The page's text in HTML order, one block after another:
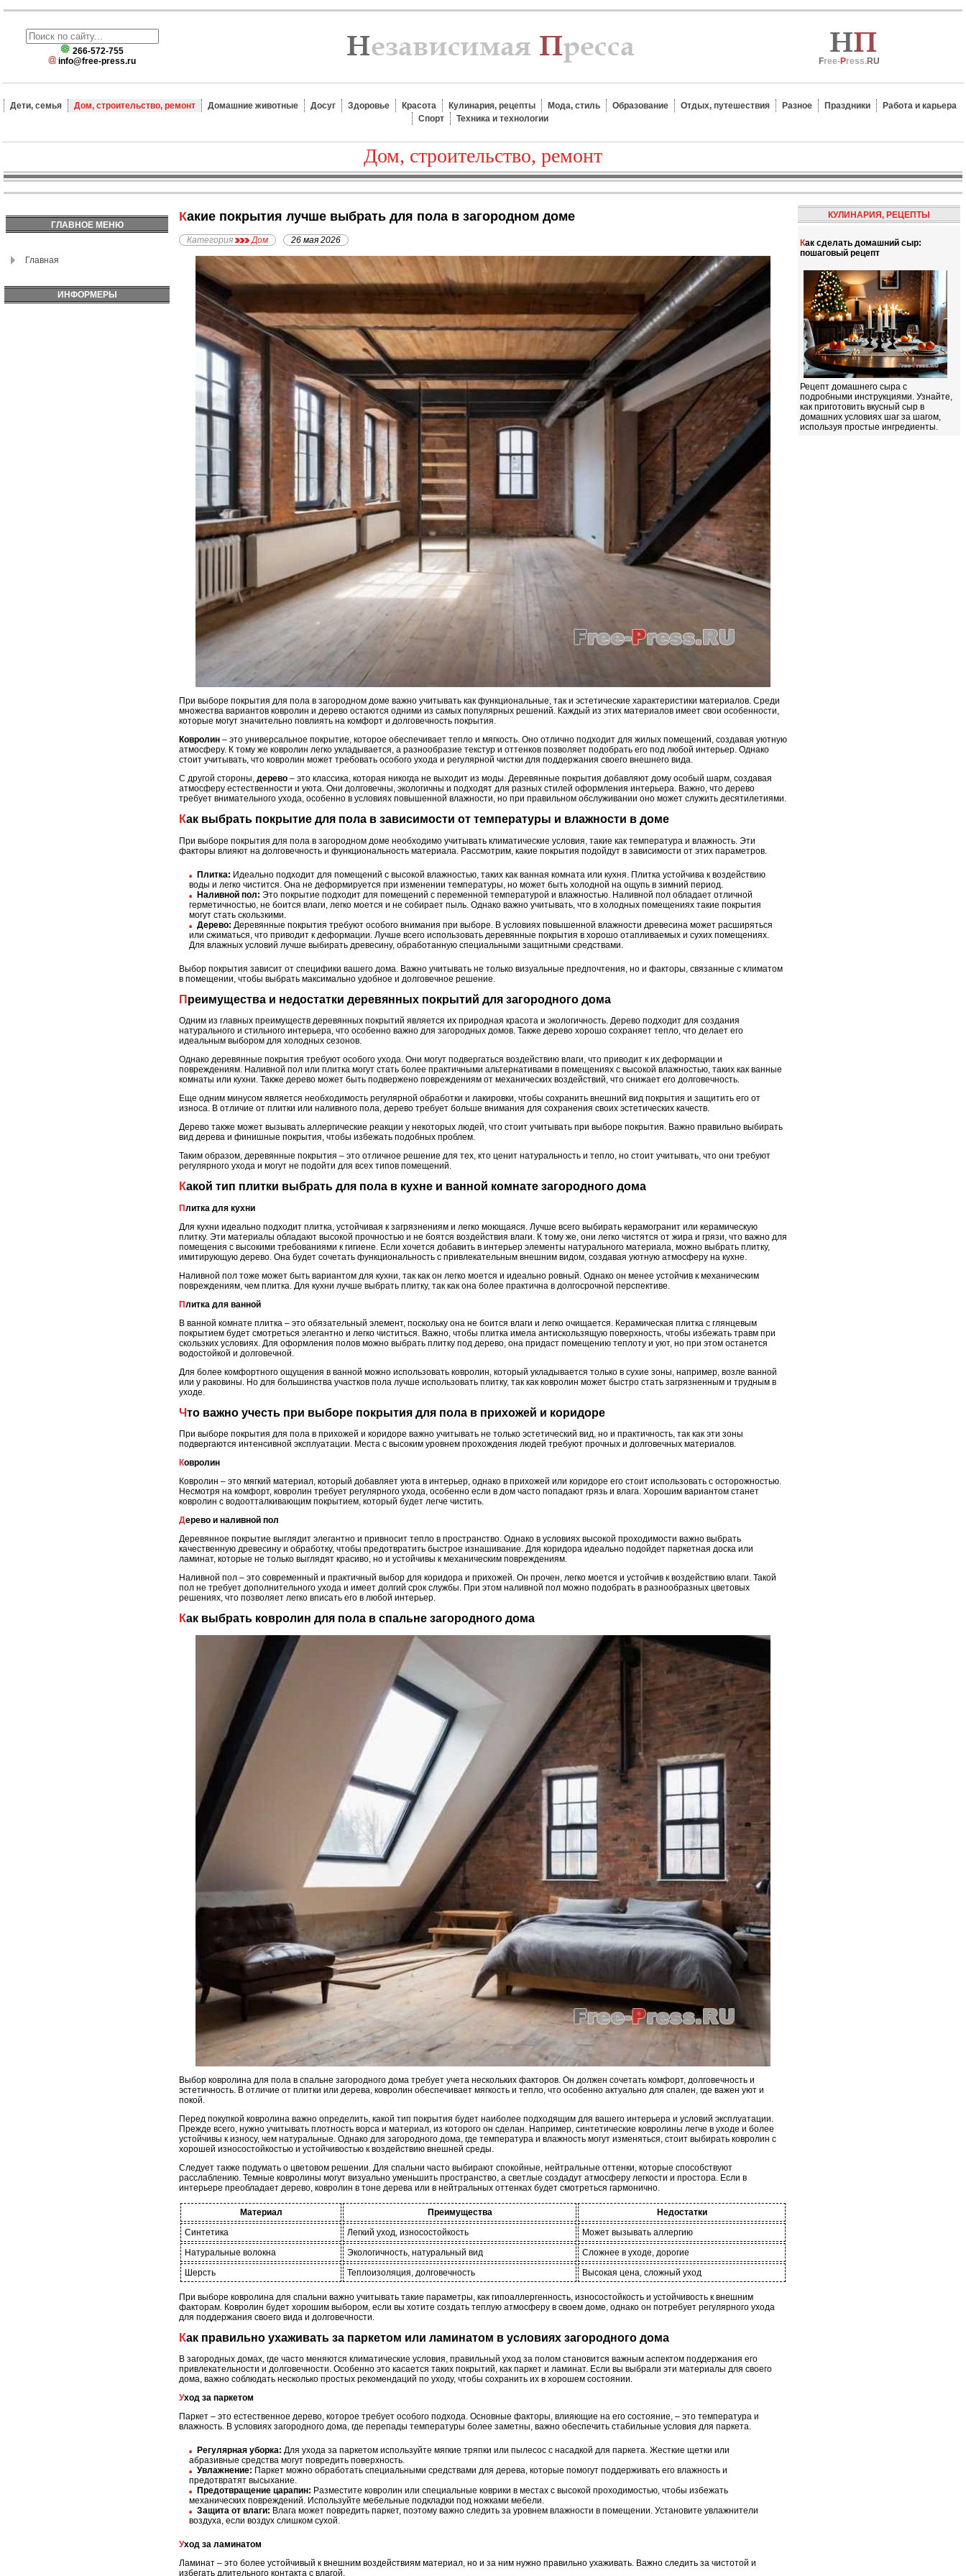
266-572-755
info@free-press.ru
Free-Press.RU
Дети, семья Дом, строительство, ремонт Домашние животные Досуг Здоровье Красота Кулинария, рецепты Мода, стиль Образование Отдых, путешествия Разное Праздники
Работа и карьера
Спорт
Техника и технологии
Дом, строительство, ремонт
ГЛАВНОЕ МЕНЮ
Главная
ИНФОРМЕРЫ
Какие покрытия лучше выбрать для пола в загородном доме
Категория Дом 26 мая 2026
При выборе покрытия для пола в загородном доме важно учитывать как функциональные, так и эстетические характеристики материалов. Среди
множества вариантов ковролин и дерево остаются одними из самых популярных решений. Каждый из этих материалов имеет свои особенности,
которые могут значительно повлиять на комфорт и долговечность покрытия.
Ковролин – это универсальное покрытие, которое обеспечивает тепло и мягкость. Оно отлично подходит для жилых помещений, создавая уютную
атмосферу. К тому же ковролин легко укладывается, а разнообразие текстур и оттенков позволяет подобрать его под любой интерьер. Однако
стоит учитывать, что ковролин может требовать особого ухода и регулярной чистки для поддержания своего внешнего вида.
С другой стороны, дерево – это классика, которая никогда не выходит из моды. Деревянные покрытия добавляют дому особый шарм, создавая
атмосферу естественности и уюта. Они долговечны, экологичны и подходят для разных стилей оформления интерьера. Важно, что дерево
требует внимательного ухода, особенно в условиях повышенной влажности, но при правильном обслуживании оно может служить десятилетиями.
Как выбрать покрытие для пола в зависимости от температуры и влажности в доме
При выборе покрытия для пола в загородном доме необходимо учитывать климатические условия, такие как температура и влажность. Эти
факторы влияют на долговечность и функциональность материала. Рассмотрим, какие покрытия подойдут в зависимости от этих параметров.
Плитка: Идеально подходит для помещений с высокой влажностью, таких как ванная комната или кухня. Плитка устойчива к воздействию
воды и легко чистится. Она не деформируется при изменении температуры, но может быть холодной на ощупь в зимний период.
Наливной пол: Это покрытие подходит для помещений с переменной температурой и влажностью. Наливной пол обладает отличной
герметичностью, не боится влаги, легко моется и не собирает пыль. Однако важно учитывать, что в холодных помещениях такие покрытия
могут стать скользкими.
Дерево: Деревянные покрытия требуют особого внимания при выборе. В условиях повышенной влажности древесина может расширяться
или сжиматься, что приводит к деформации. Лучше всего использовать деревянные покрытия в хорошо отапливаемых и сухих помещениях.
Для влажных условий лучше выбирать древесину, обработанную специальными защитными средствами.
Выбор покрытия зависит от специфики вашего дома. Важно учитывать не только визуальные предпочтения, но и факторы, связанные с климатом
в помещении, чтобы выбрать максимально удобное и долговечное решение.
Преимущества и недостатки деревянных покрытий для загородного дома
Одним из главных преимуществ деревянных покрытий является их природная красота и экологичность. Дерево подходит для создания
натурального и стильного интерьера, что особенно важно для загородных домов. Также дерево хорошо сохраняет тепло, что делает его
идеальным выбором для холодных сезонов.
Однако деревянные покрытия требуют особого ухода. Они могут подвергаться воздействию влаги, что приводит к их деформации и
повреждениям. Наливной пол или плитка могут стать более практичными альтернативами в помещениях с высокой влажностью, таких как ванные
комнаты или кухни. Также дерево может быть подвержено повреждениям от механических воздействий, что снижает его долговечность.
Еще одним минусом является необходимость регулярной обработки и лакировки, чтобы сохранить внешний вид покрытия и защитить его от
износа. В отличие от плитки или наливного пола, дерево требует больше внимания для сохранения своих эстетических качеств.
Дерево также может вызывать аллергические реакции у некоторых людей, что стоит учитывать при выборе покрытия. Важно правильно выбирать
вид дерева и финишные покрытия, чтобы избежать подобных проблем.
Таким образом, деревянные покрытия – это отличное решение для тех, кто ценит натуральность и тепло, но стоит учитывать, что они требуют
регулярного ухода и могут не подойти для всех типов помещений.
Какой тип плитки выбрать для пола в кухне и ванной комнате загородного дома
Плитка для кухни
Для кухни идеально подходит плитка, устойчивая к загрязнениям и легко моющаяся. Лучше всего выбирать керамогранит или керамическую
плитку. Эти материалы обладают высокой прочностью и не боятся воздействия влаги. К тому же, они легко чистятся от жира и грязи, что важно для
помещения с высокими требованиями к гигиене. Если хочется добавить в интерьер элементы натурального материала, можно выбрать плитку,
имитирующую дерево. Она будет сочетать функциональность с привлекательным внешним видом, создавая уютную атмосферу на кухне.
Наливной пол тоже может быть вариантом для кухни, так как он легко моется и идеально ровный. Однако он менее устойчив к механическим
повреждениям, чем плитка. Для кухни лучше выбрать плитку, так как она более практична в долгосрочной перспективе.
Плитка для ванной
В ванной комнате плитка – это обязательный элемент, поскольку она не боится влаги и легко очищается. Керамическая плитка с глянцевым
покрытием будет смотреться элегантно и легко чиститься. Важно, чтобы плитка имела антискользящую поверхность, чтобы избежать травм при
скользких условиях. Для оформления полов можно выбрать плитку под дерево, она придаст помещению теплоту и уют, но при этом останется
водостойкой и долговечной.
Для более комфортного ощущения в ванной можно использовать ковролин, который укладывается только в сухие зоны, например, возле ванной
или у раковины. Но для большинства участков пола лучше использовать плитку, так как ковролин может быстро стать загрязненным и трудным в
уходе.
Что важно учесть при выборе покрытия для пола в прихожей и коридоре
При выборе покрытия для пола в прихожей и коридоре важно учитывать не только эстетический вид, но и практичность, так как эти зоны
подвергаются интенсивной эксплуатации. Места с высоким уровнем прохождения людей требуют прочных и долговечных материалов.
Ковролин
Ковролин – это мягкий материал, который добавляет уюта в интерьер, однако в прихожей или коридоре его стоит использовать с осторожностью.
Несмотря на комфорт, ковролин требует регулярного ухода, особенно если в дом часто попадают грязь и влага. Хорошим вариантом станет
ковролин с водоотталкивающим покрытием, который будет легче чистить.
Дерево и наливной пол
Деревянное покрытие выглядит элегантно и привносит тепло в пространство. Однако в условиях высокой проходимости важно выбрать
качественную древесину и обработку, чтобы предотвратить быстрое изнашивание. Для коридора идеально подойдет паркетная доска или
ламинат, которые не только выглядят красиво, но и устойчивы к механическим повреждениям.
Наливной пол – это современный и практичный выбор для коридора и прихожей. Он прочен, легко моется и устойчив к воздействию влаги. Такой
пол не требует дополнительного ухода и имеет долгий срок службы. При этом наливной пол можно подобрать в разнообразных цветовых
решениях, что позволяет легко вписать его в любой интерьер.
Как выбрать ковролин для пола в спальне загородного дома
Выбор ковролина для пола в спальне загородного дома требует учета нескольких факторов. Он должен сочетать комфорт, долговечность и
эстетичность. В отличие от плитки или дерева, ковролин обеспечивает мягкость и тепло, что особенно актуально для спален, где важен уют и
покой.
Перед покупкой ковролина важно определить, какой тип покрытия будет наиболее подходящим для вашего интерьера и условий эксплуатации.
Прежде всего, нужно учитывать плотность ворса и материал, из которого он сделан. Например, синтетические ковролины легче в уходе и более
устойчивы к износу, чем натуральные. Однако для загородного дома, где температура и влажность могут изменяться, стоит выбирать ковролин с
хорошей износостойкостью и устойчивостью к воздействию внешней среды.
Следует также подумать о цветовом решении. Для спальни часто выбирают спокойные, нейтральные оттенки, которые способствуют
расслаблению. Темные ковролины могут визуально уменьшить пространство, а светлые создадут атмосферу легкости и простора. Если в
интерьере преобладает дерево, ковролин в тоне дерева или в нейтральных оттенках будет смотреться гармонично.
Материал Преимущества
Недостатки
Синтетика
Легкий уход, износостойкость
Может вызывать аллергию
Натуральные волокна
Экологичность, натуральный вид
Сложнее в уходе, дорогие
Шерсть
Теплоизоляция, долговечность Высокая цена, сложный уход
При выборе ковролина для спальни важно учитывать такие параметры, как гипоаллергенность, износостойкость и устойчивость к внешним
факторам. Ковролин будет хорошим выбором, если вы хотите создать теплую атмосферу в своем доме, однако он потребует регулярного ухода
для поддержания своего вида и долговечности.
Как правильно ухаживать за паркетом или ламинатом в условиях загородного дома
В загородных домах, где часто меняются климатические условия, правильный уход за полом становится важным аспектом поддержания его
привлекательности и долговечности. Особенно это касается таких покрытий, как паркет и ламинат. Если вы выбрали эти материалы для своего
дома, важно соблюдать несколько простых рекомендаций по уходу, чтобы сохранить их в хорошем состоянии.
Уход за паркетом
Паркет – это естественное дерево, которое требует особого подхода. Основные факторы, влияющие на его состояние, – это температура и
влажность. В условиях загородного дома, где перепады температуры более заметны, важно обеспечить стабильные условия для паркета.
Регулярная уборка: Для ухода за паркетом используйте мягкие тряпки или пылесос с насадкой для паркета. Жесткие щетки или
абразивные средства могут повредить поверхность.
Увлажнение: Паркет можно обработать специальными средствами для дерева, которые помогут поддерживать его влажность и
предотвратят высыхание.
Предотвращение царапин: Разместите ковролин или специальные коврики в местах с высокой проходимостью, чтобы избежать
механических повреждений. Используйте мебельные подкладки под ножками мебели.
Защита от влаги: Влага может повредить паркет, поэтому важно следить за уровнем влажности в помещении. Установите увлажнители
воздуха, если воздух слишком сухой.
Уход за ламинатом
Ламинат – это более устойчивый к внешним воздействиям материал, но и за ним нужно правильно ухаживать. Важно следить за чистотой и
избегать длительного контакта с влагой.
КУЛИНАРИЯ, РЕЦЕПТЫ
Как сделать домашний сыр:
пошаговый рецепт
Рецепт домашнего сыра с
подробными инструкциями. Узнайте,
как приготовить вкусный сыр в
домашних условиях шаг за шагом,
используя простые ингредиенты.